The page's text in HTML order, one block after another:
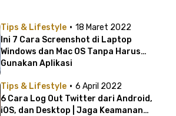
Tips & Lifestyle · 18 Maret 2022
Ini 7 Cara Screenshot di Laptop
Windows dan Mac OS Tanpa Harus
Gunakan Aplikasi
Tips & Lifestyle · 6 April 2022
6 Cara Log Out Twitter dari Android,
iOS, dan Desktop | Jaga Keamanan